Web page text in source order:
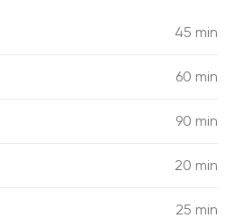
45 min
60 min
90 min
20 min
25 min